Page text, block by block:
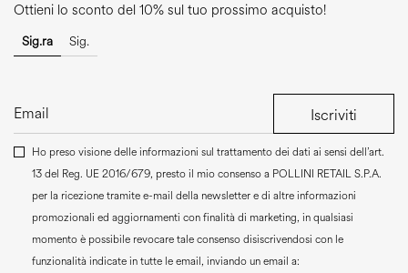
Ottieni lo sconto del 10% sul tuo prossimo acquisto!
Sig.ra Sig.
Iscriviti
Ho preso visione delle informazioni sul trattamento dei dati ai sensi dell’art.
13 del Reg. UE 2016/679, presto il mio consenso a POLLINI RETAIL S.P.A.
per la ricezione tramite e-mail della newsletter e di altre informazioni
promozionali ed aggiornamenti con finalità di marketing, in qualsiasi
momento è possibile revocare tale consenso disiscrivendosi con le
funzionalità indicate in tutte le email, inviando un email a: